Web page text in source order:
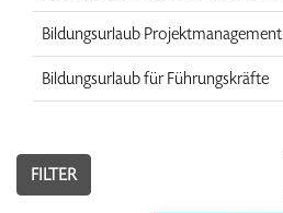
Bildungsurlaub Projektmanagement
Bildungsurlaub für Führungskräfte
FILTER